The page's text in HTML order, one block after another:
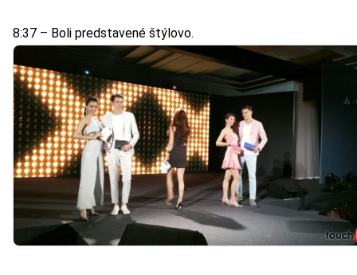
8:37 – Boli predstavené štýlovo.